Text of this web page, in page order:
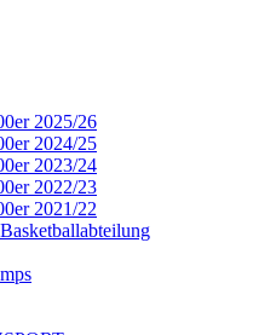
2025/26
2024/25
2023/24
2022/23
2021/22